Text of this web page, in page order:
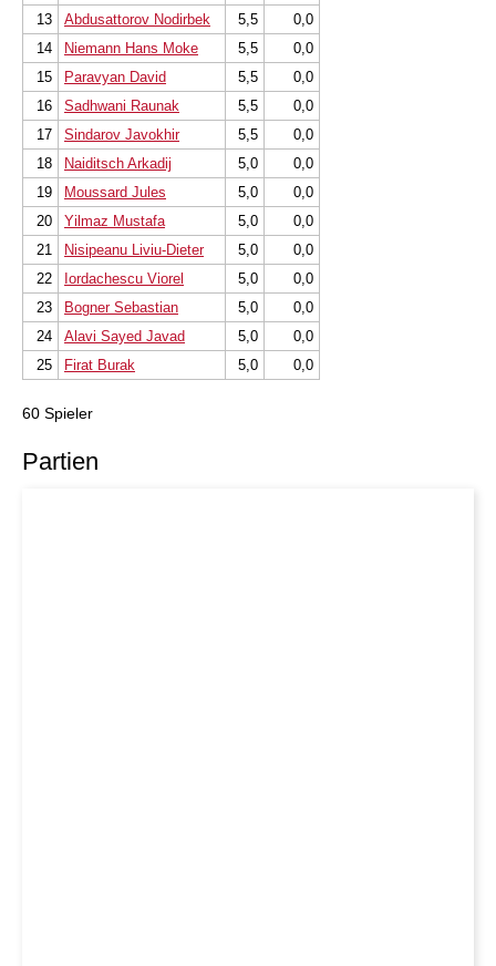
13
Abdusattorov Nodirbek 5,5
0,0
14
Niemann Hans Moke 5,5
0,0
15
Paravyan David 5,5
0,0
16
Sadhwani Raunak 5,5
0,0
17
Sindarov Javokhir 5,5
0,0
18
Naiditsch Arkadij 5,0
0,0
19
Moussard Jules 5,0
0,0
20
Yilmaz Mustafa 5,0
0,0
21
Nisipeanu Liviu-Dieter 5,0
0,0
22
Iordachescu Viorel 5,0
0,0
23
Bogner Sebastian 5,0
0,0
24
Alavi Sayed Javad 5,0
0,0
25
Firat Burak 5,0 0,0
60 Spieler
Partien